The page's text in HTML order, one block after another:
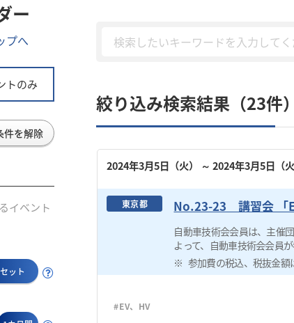
絞り込み検索結果（23件）
2024年3月5日（火） ～ 2024年3月5日（火
東京都 No.23-23 講習会 「
自動車技術会会員は、主催
よって、自動車技術会会員
参加費の税込、税抜金額
#EV、HV
ー
プへ
トのみ
件を解除
イベント
ット